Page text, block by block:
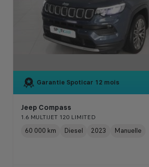
Garantie Spoticar 12 mois
Jeep Compass
1.6 MULTIJET 120 LIMITED
60 000 km Diesel 2023 Manuelle